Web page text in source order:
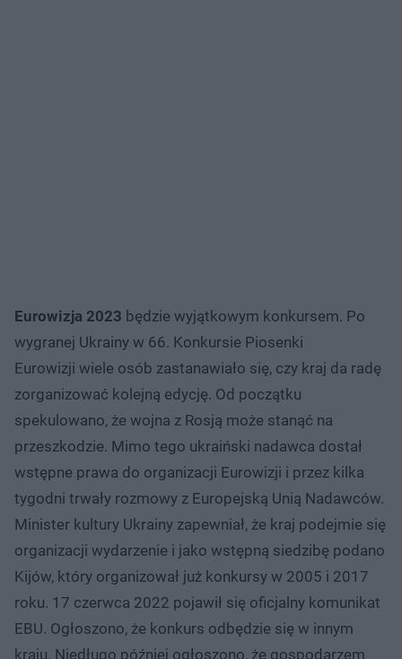
Eurowizja 2023 będzie wyjątkowym konkursem. Po
wygranej Ukrainy w 66. Konkursie Piosenki
Eurowizji wiele osób zastanawiało się, czy kraj da radę
zorganizować kolejną edycję. Od początku
spekulowano, że wojna z Rosją może stanąć na
przeszkodzie. Mimo tego ukraiński nadawca dostał
wstępne prawa do organizacji Eurowizji i przez kilka
tygodni trwały rozmowy z Europejską Unią Nadawców.
Minister kultury Ukrainy zapewniał, że kraj podejmie się
organizacji wydarzenie i jako wstępną siedzibę podano
Kijów, który organizował już konkursy w 2005 i 2017
roku. 17 czerwca 2022 pojawił się oficjalny komunikat
EBU. Ogłoszono, że konkurs odbędzie się w innym
kraju. Niedługo później ogłoszono, że gospodarzem